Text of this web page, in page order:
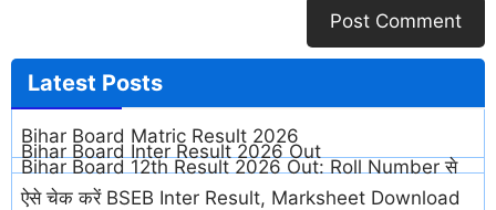
Latest Posts
Bihar Board Matric Result 2026
Bihar Board Inter Result 2026 Out
Bihar Board 12th Result 2026 Out: Roll Number से
ऐसे चेक करें BSEB Inter Result, Marksheet Download